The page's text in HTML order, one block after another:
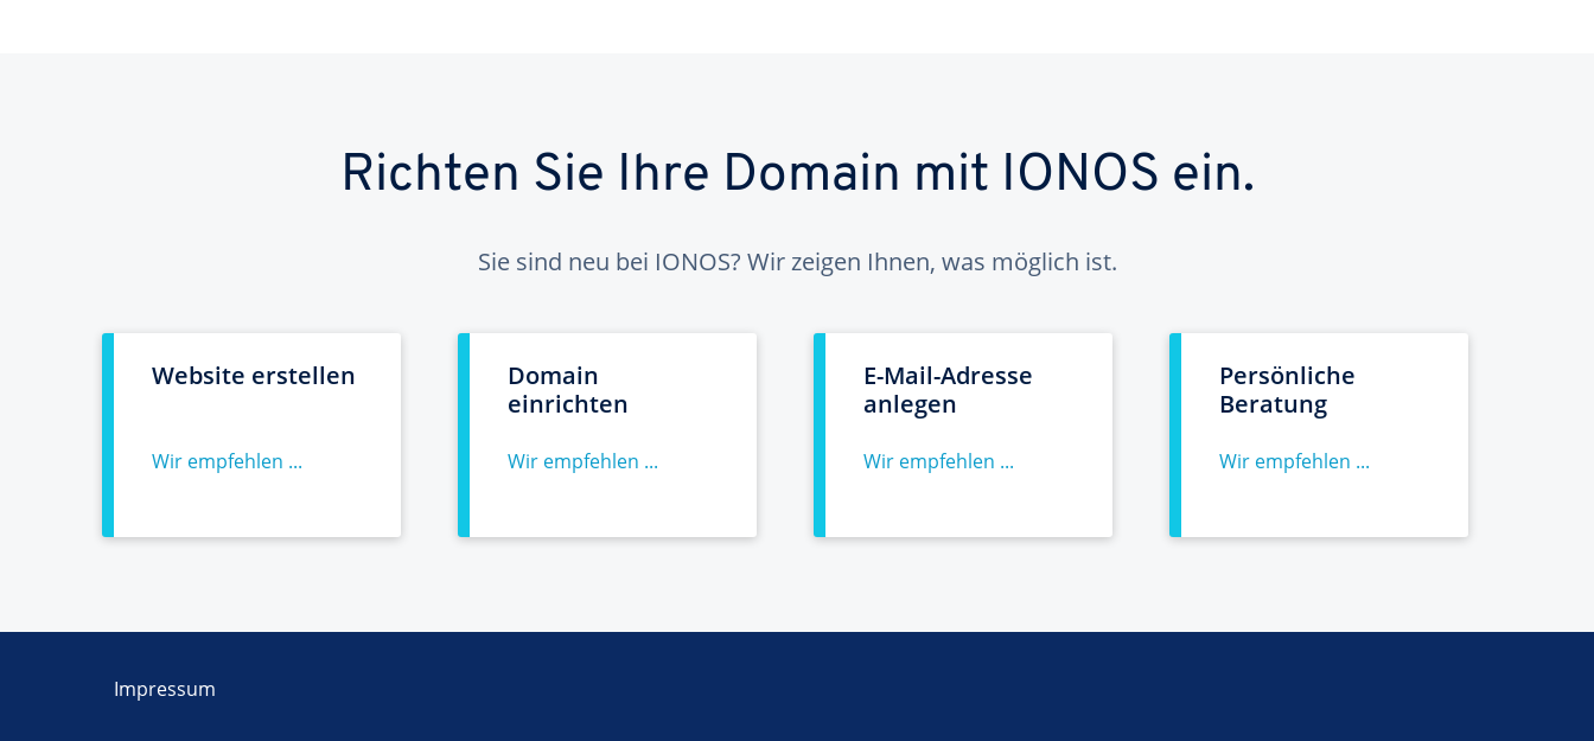
Richten Sie Ihre Domain mit IONOS ein.
Sie sind neu bei IONOS? Wir zeigen Ihnen, was möglich ist.
Website erstellen
Wir empfehlen ...
Domain
einrichten
Wir empfehlen ...
E-Mail-Adresse
anlegen
Wir empfehlen ...
Persönliche
Beratung
Wir empfehlen ...
Impressum